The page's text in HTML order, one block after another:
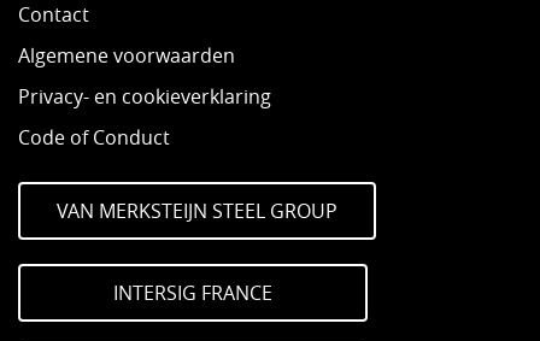
Contact
Algemene voorwaarden
Privacy- en cookieverklaring
Code of Conduct
VAN MERKSTEIJN STEEL GROUP
INTERSIG FRANCE